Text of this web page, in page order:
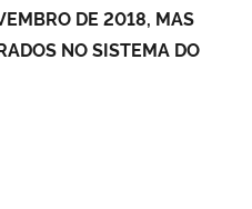
DE 2018, MAS
NO SISTEMA DO